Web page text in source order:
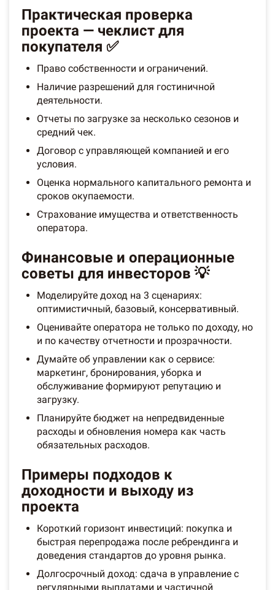
Практическая проверка
проекта — чеклист для
покупателя ✅
Право собственности и ограничений.
Наличие разрешений для гостиничной
деятельности.
Отчеты по загрузке за несколько сезонов и
средний чек.
Договор с управляющей компанией и его
условия.
Оценка нормального капитального ремонта и
сроков окупаемости.
Страхование имущества и ответственность
оператора.
Финансовые и операционные
советы для инвесторов 💡
Моделируйте доход на 3 сценариях:
оптимистичный, базовый, консервативный.
Оценивайте оператора не только по доходу, но
и по качеству отчетности и прозрачности.
Думайте об управлении как о сервисе:
маркетинг, бронирования, уборка и
обслуживание формируют репутацию и
загрузку.
Планируйте бюджет на непредвиденные
расходы и обновления номера как часть
обязательных расходов.
Примеры подходов к
доходности и выходу из
проекта
Короткий горизонт инвестиций: покупка и
быстрая перепродажа после ребрендинга и
доведения стандартов до уровня рынка.
Долгосрочный доход: сдача в управление с
регулярными выплатами и частичной